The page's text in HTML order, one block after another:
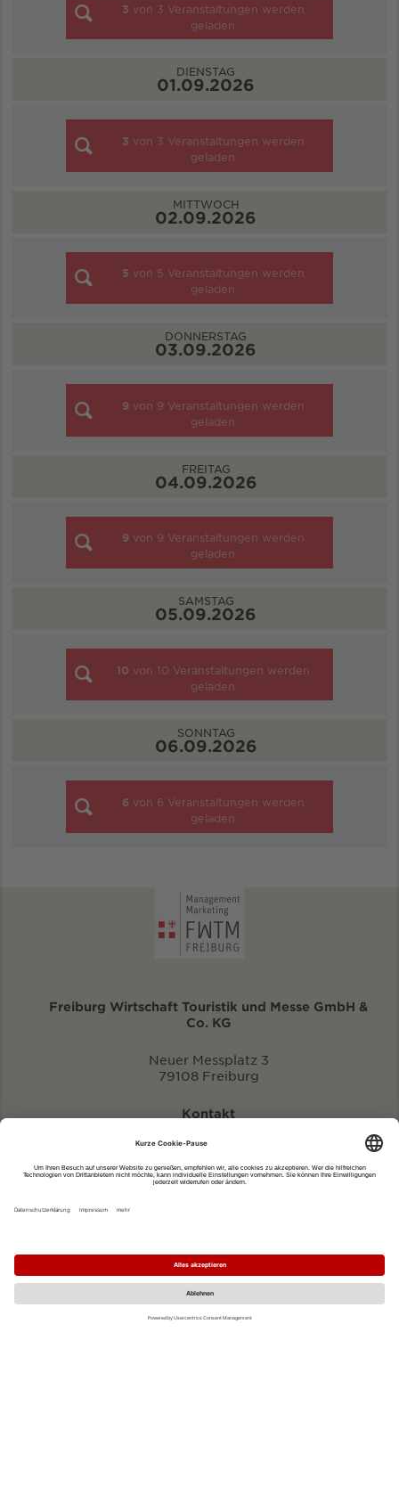
3 von 3 Veranstaltungen werden
geladen
DIENSTAG
01.09.2026
3 von 3 Veranstaltungen werden
geladen
MITTWOCH
02.09.2026
5 von 5 Veranstaltungen werden
geladen
DONNERSTAG
03.09.2026
9 von 9 Veranstaltungen werden
geladen
FREITAG
04.09.2026
9 von 9 Veranstaltungen werden
geladen
SAMSTAG
05.09.2026
10 von 10 Veranstaltungen werden
geladen
SONNTAG
06.09.2026
6 von 6 Veranstaltungen werden
geladen
Freiburg Wirtschaft Touristik und Messe GmbH &
Co. KG
Neuer Messplatz 3
79108 Freiburg
Kontakt
eventportal@fwtm.de
Impressum